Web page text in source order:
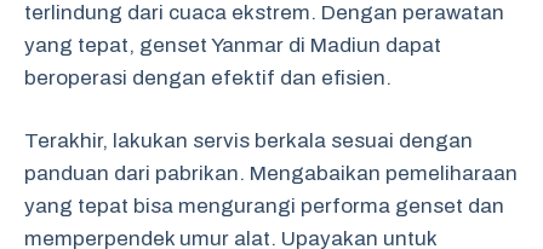
terlindung dari cuaca ekstrem. Dengan perawatan
yang tepat, genset Yanmar di Madiun dapat
beroperasi dengan efektif dan efisien.
Terakhir, lakukan servis berkala sesuai dengan
panduan dari pabrikan. Mengabaikan pemeliharaan
yang tepat bisa mengurangi performa genset dan
memperpendek umur alat. Upayakan untuk